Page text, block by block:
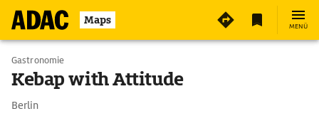
Maps MENÜ
Gastronomie
Kebap with Attitude
Berlin